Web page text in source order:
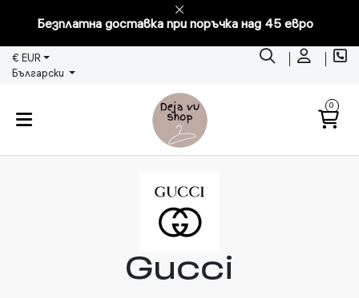
Безплатна доставка при поръчка над 45 евро
€ EUR
Български
0
Gucci